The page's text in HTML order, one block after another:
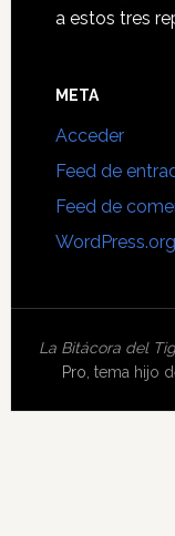
a estos tres
META
Acceder
Feed de
Feed de
WordPress.org
La Bitácora del
Pro , tema hijo